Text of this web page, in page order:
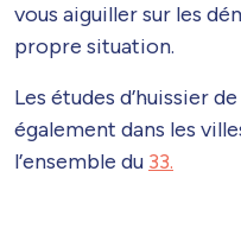
vous aiguiller sur les
propre situation.
Les études d’huissier
également dans les
l’ensemble du 33.